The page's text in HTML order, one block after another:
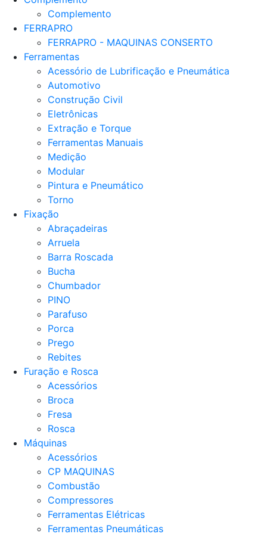
Complemento
FERRAPRO
FERRAPRO - MAQUINAS CONSERTO
Ferramentas
Acessório de Lubrificação e Pneumática
Automotivo
Construção Civil
Eletrônicas
Extração e Torque
Ferramentas Manuais
Medição
Modular
Pintura e Pneumático
Torno
Fixação
Abraçadeiras
Arruela
Barra Roscada
Bucha
Chumbador
PINO
Parafuso
Porca
Prego
Rebites
Furação e Rosca
Acessórios
Broca
Fresa
Rosca
Máquinas
Acessórios
CP MAQUINAS
Combustão
Compressores
Ferramentas Elétricas
Ferramentas Pneumáticas